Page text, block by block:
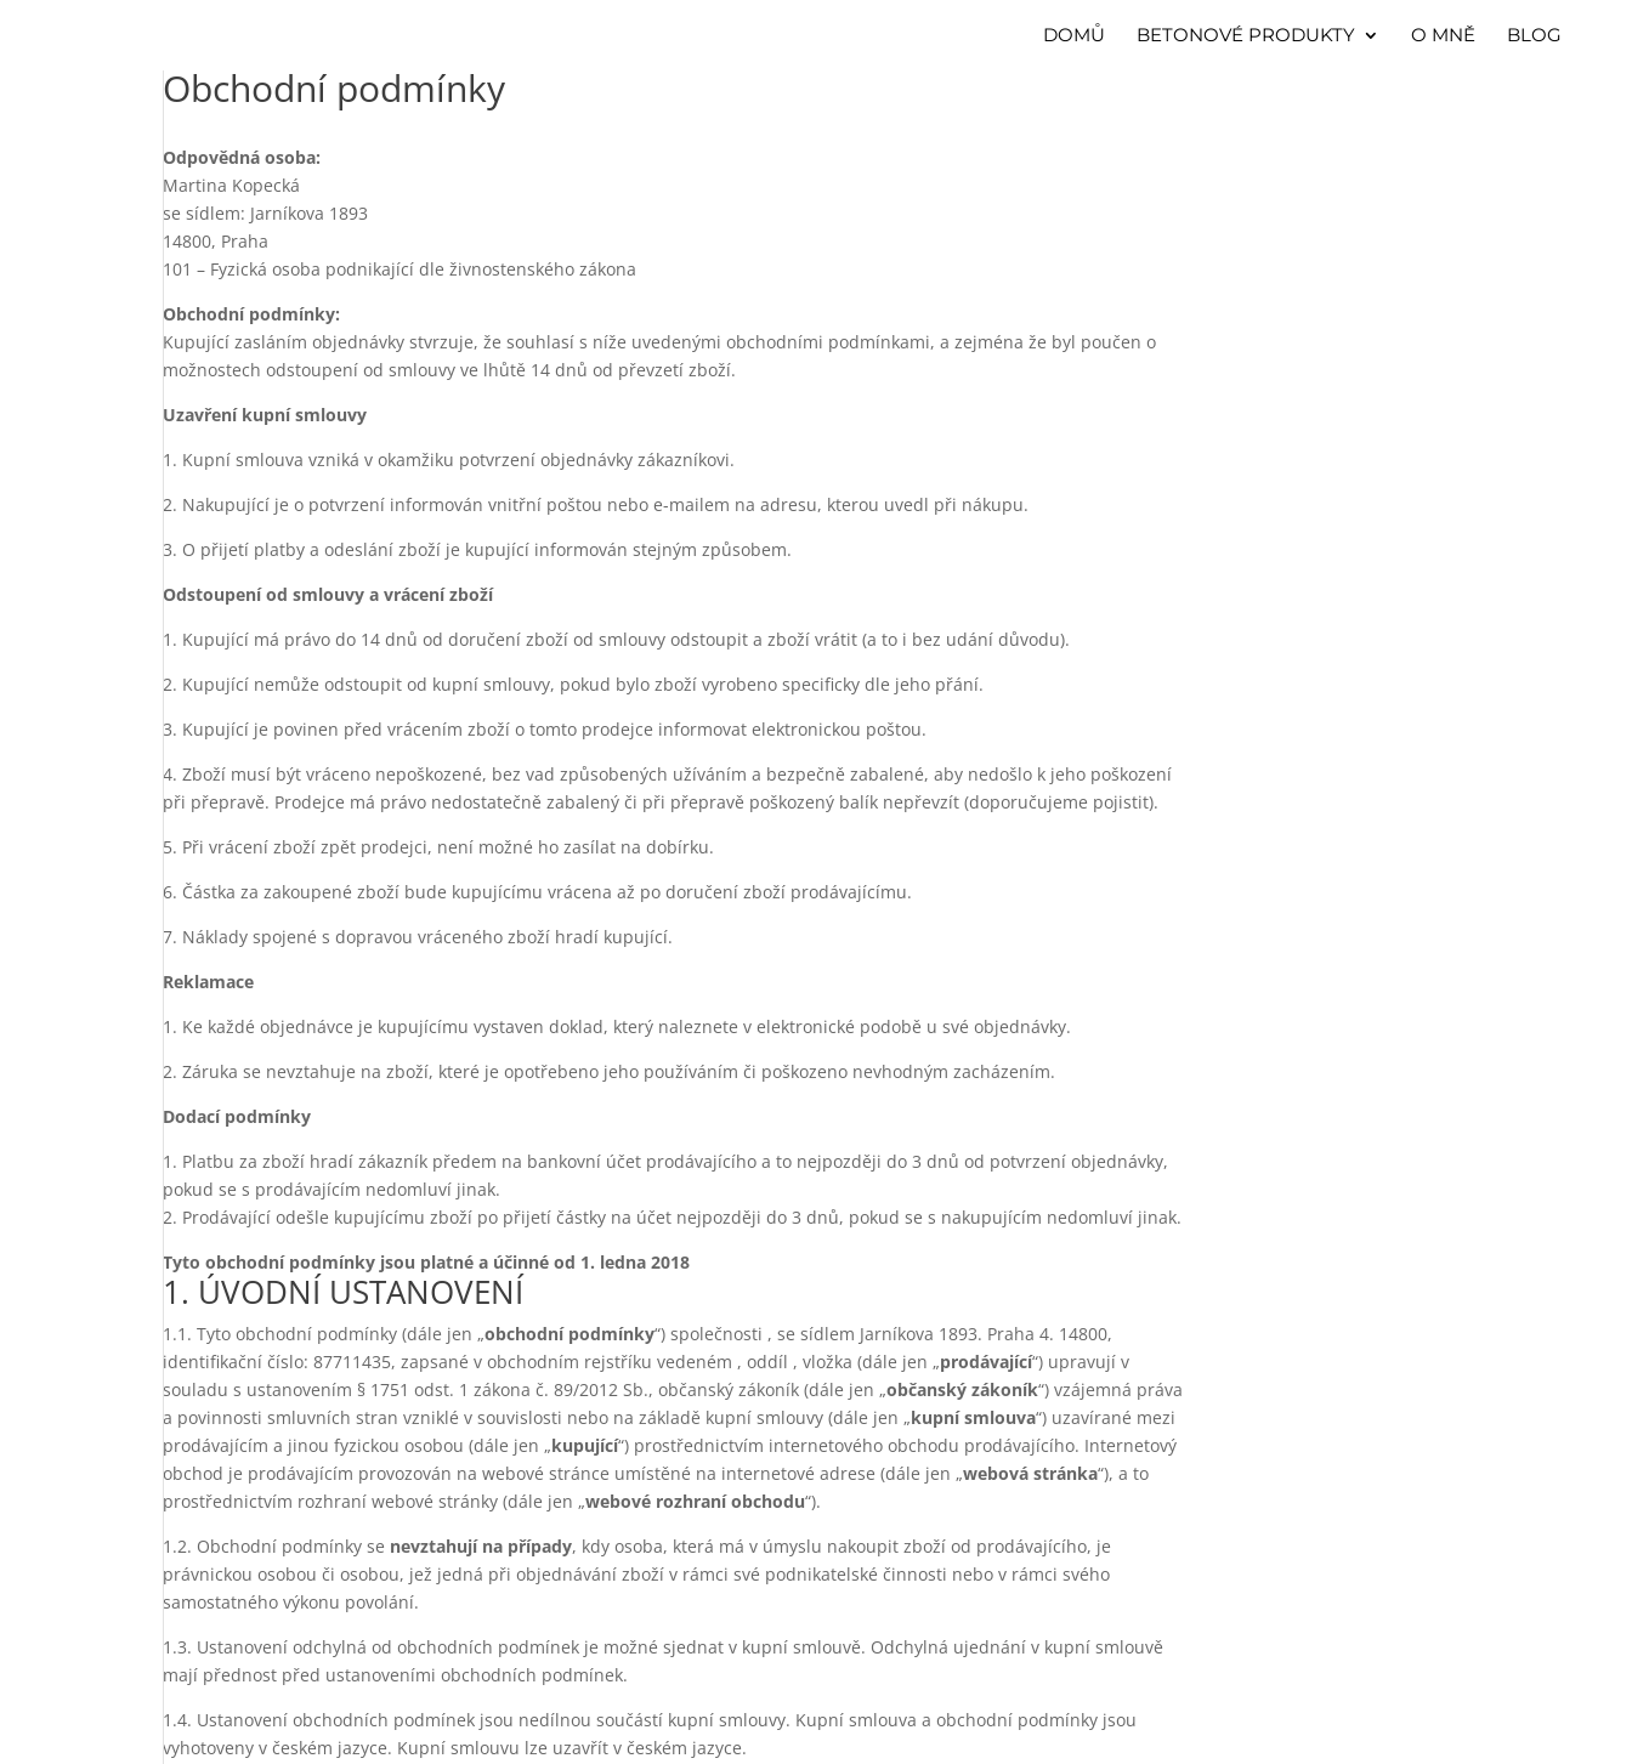
DOMŮ BETONOVÉ PRODUKTY O MNĚ BLOG
Obchodní podmínky
Odpovědná osoba:
Martina Kopecká
se sídlem: Jarníkova 1893
14800, Praha
101 – Fyzická osoba podnikající dle živnostenského zákona
Obchodní podmínky:
Kupující zasláním objednávky stvrzuje, že souhlasí s níže uvedenými obchodními podmínkami, a zejména že byl poučen o
možnostech odstoupení od smlouvy ve lhůtě 14 dnů od převzetí zboží.
Uzavření kupní smlouvy
1. Kupní smlouva vzniká v okamžiku potvrzení objednávky zákazníkovi.
2. Nakupující je o potvrzení informován vnitřní poštou nebo e-mailem na adresu, kterou uvedl při nákupu.
3. O přijetí platby a odeslání zboží je kupující informován stejným způsobem.
Odstoupení od smlouvy a vrácení zboží
1. Kupující má právo do 14 dnů od doručení zboží od smlouvy odstoupit a zboží vrátit (a to i bez udání důvodu).
2. Kupující nemůže odstoupit od kupní smlouvy, pokud bylo zboží vyrobeno specificky dle jeho přání.
3. Kupující je povinen před vrácením zboží o tomto prodejce informovat elektronickou poštou.
4. Zboží musí být vráceno nepoškozené, bez vad způsobených užíváním a bezpečně zabalené, aby nedošlo k jeho poškození
při přepravě. Prodejce má právo nedostatečně zabalený či při přepravě poškozený balík nepřevzít (doporučujeme pojistit).
5. Při vrácení zboží zpět prodejci, není možné ho zasílat na dobírku.
6. Částka za zakoupené zboží bude kupujícímu vrácena až po doručení zboží prodávajícímu.
7. Náklady spojené s dopravou vráceného zboží hradí kupující.
Reklamace
1. Ke každé objednávce je kupujícímu vystaven doklad, který naleznete v elektronické podobě u své objednávky.
2. Záruka se nevztahuje na zboží, které je opotřebeno jeho používáním či poškozeno nevhodným zacházením.
Dodací podmínky
1. Platbu za zboží hradí zákazník předem na bankovní účet prodávajícího a to nejpozději do 3 dnů od potvrzení objednávky,
pokud se s prodávajícím nedomluví jinak.
2. Prodávající odešle kupujícímu zboží po přijetí částky na účet nejpozději do 3 dnů, pokud se s nakupujícím nedomluví jinak.
Tyto obchodní podmínky jsou platné a účinné od 1. ledna 2018
1. ÚVODNÍ USTANOVENÍ
1.1. Tyto obchodní podmínky (dále jen „obchodní podmínky“) společnosti , se sídlem Jarníkova 1893. Praha 4. 14800,
identifikační číslo: 87711435, zapsané v obchodním rejstříku vedeném , oddíl , vložka (dále jen „prodávající“) upravují v
souladu s ustanovením § 1751 odst. 1 zákona č. 89/2012 Sb., občanský zákoník (dále jen „občanský zákoník“) vzájemná práva
a povinnosti smluvních stran vzniklé v souvislosti nebo na základě kupní smlouvy (dále jen „kupní smlouva“) uzavírané mezi
prodávajícím a jinou fyzickou osobou (dále jen „kupující“) prostřednictvím internetového obchodu prodávajícího. Internetový
obchod je prodávajícím provozován na webové stránce umístěné na internetové adrese (dále jen „webová stránka“), a to
prostřednictvím rozhraní webové stránky (dále jen „webové rozhraní obchodu“).
1.2. Obchodní podmínky se nevztahují na případy, kdy osoba, která má v úmyslu nakoupit zboží od prodávajícího, je
právnickou osobou či osobou, jež jedná při objednávání zboží v rámci své podnikatelské činnosti nebo v rámci svého
samostatného výkonu povolání.
1.3. Ustanovení odchylná od obchodních podmínek je možné sjednat v kupní smlouvě. Odchylná ujednání v kupní smlouvě
mají přednost před ustanoveními obchodních podmínek.
1.4. Ustanovení obchodních podmínek jsou nedílnou součástí kupní smlouvy. Kupní smlouva a obchodní podmínky jsou
vyhotoveny v českém jazyce. Kupní smlouvu lze uzavřít v českém jazyce.